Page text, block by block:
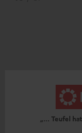
„… Teufel